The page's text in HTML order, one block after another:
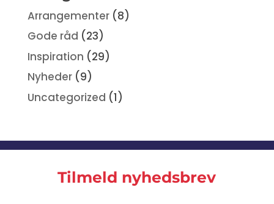
Arrangementer(8)
Gode råd (23)
Inspiration (29)
Nyheder(9)
Uncategorized (1)
Tilmeld nyhedsbrev